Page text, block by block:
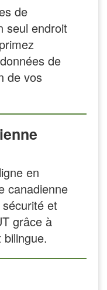
de
seul endroit
de
de vos
en
canadienne
et
grâce à